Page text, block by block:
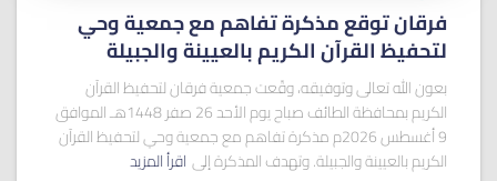
فرقان توقع مذكرة تفاهم مع جمعية وحي
لتحفيظ القرآن الكريم بالعيينة والجبيلة
بعون الله تعالى وتوفيقه، وقّعت جمعية فرقان لتحفيظ القرآن
الكريم بمحافظة الطائف صباح يوم الأحد 26 صفر 1448هـ الموافق
9 أغسطس 2026م مذكرة تفاهم مع جمعية وحي لتحفيظ القرآن
الكريم بالعيينة والجبيلة. وتهدف المذكرة إلى اقرأ المزيد